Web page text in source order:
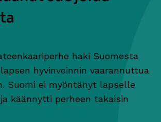
haki Suomesta
hyvinvoinnin vaarannuttua
Suomi ei myöntänyt lapselle
käännytti perheen takaisin